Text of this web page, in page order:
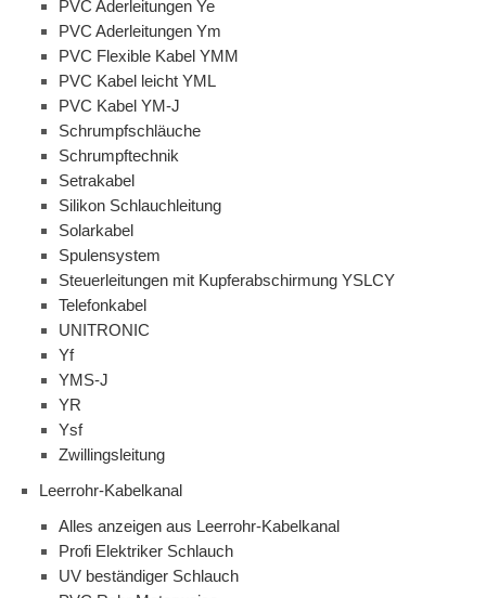
PVC Aderleitungen Ye
PVC Aderleitungen Ym
PVC Flexible Kabel YMM
PVC Kabel leicht YML
PVC Kabel YM-J
Schrumpfschläuche
Schrumpftechnik
Setrakabel
Silikon Schlauchleitung
Solarkabel
Spulensystem
Steuerleitungen mit Kupferabschirmung YSLCY
Telefonkabel
UNITRONIC
Yf
YMS-J
YR
Ysf
Zwillingsleitung
Leerrohr-Kabelkanal
Alles anzeigen aus Leerrohr-Kabelkanal
Profi Elektriker Schlauch
UV beständiger Schlauch